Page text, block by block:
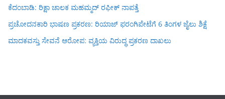
ಕೆದಂಬಾಡಿ: ರಿಕ್ಷಾ ಚಾಲಕ ಮಹಮ್ಮದ್ ರಫೀಕ್ ನಾಪತ್ತೆ
ಪ್ರಚೋದನಕಾರಿ ಭಾಷಣ ಪ್ರಕರಣ: ರಿಯಾಜ್ ಫರಂಗಿಪೇಟೆಗೆ 6 ತಿಂಗಳ ಜೈಲು ಶಿಕ್ಷೆ
ಮಾದಕವಸ್ತು ಸೇವನೆ ಆರೋಪ: ವ್ಯಕ್ತಿಯ ವಿರುದ್ಧ ಪ್ರಕರಣ ದಾಖಲು